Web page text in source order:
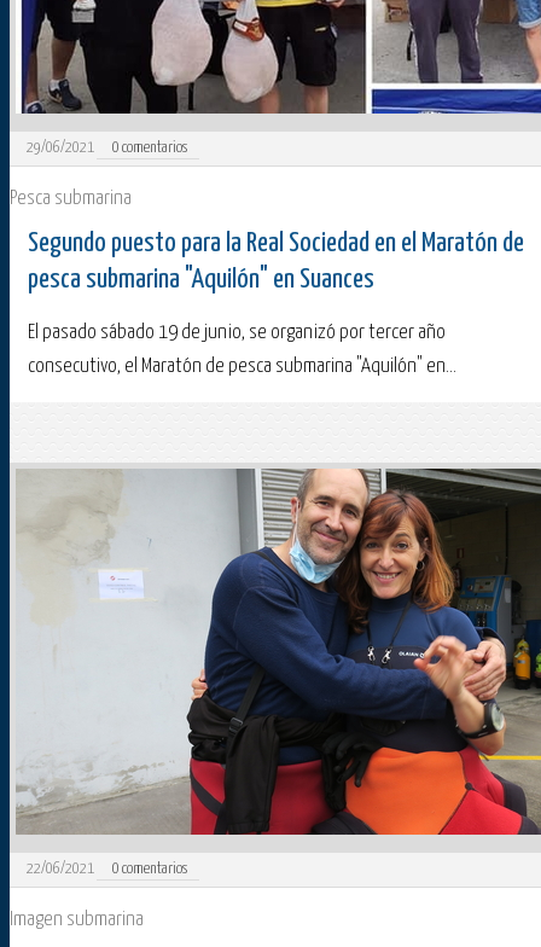
29/06/2021 0 comentarios
Pesca submarina
Segundo puesto para la Real Sociedad en el Maratón de
pesca submarina "Aquilón" en Suances
El pasado sábado 19 de junio, se organizó por tercer año
consecutivo, el Maratón de pesca submarina "Aquilón" en...
22/06/2021 0 comentarios
Imagen submarina